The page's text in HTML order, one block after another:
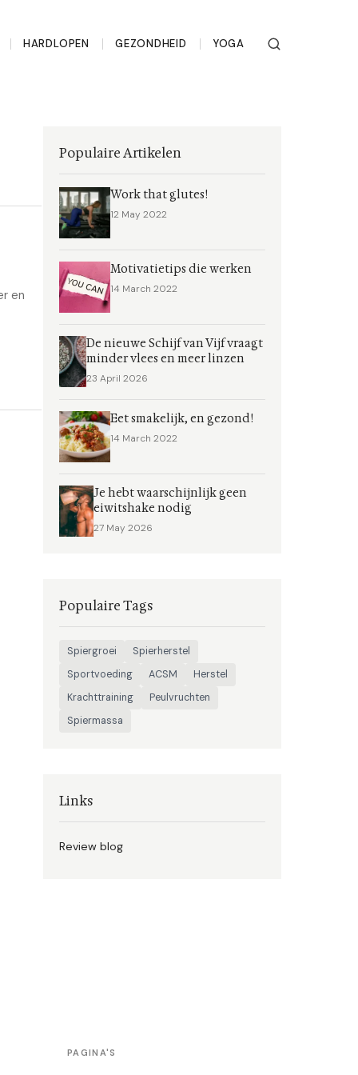
HARDLOPEN GEZONDHEID YOGA
en
Populaire Artikelen
Work that glutes!
12 May 2022
Motivatietips die werken
14 March 2022
De nieuwe Schijf van Vijf vraagt
minder vlees en meer linzen
23 April 2026
Eet smakelijk, en gezond!
14 March 2022
Je hebt waarschijnlijk geen
eiwitshake nodig
27 May 2026
Populaire Tags
Spiergroei
Spierherstel
Sportvoeding
ACSM
Herstel
Krachttraining
Peulvruchten
Spiermassa
Links
Review blog
PAGINA'S